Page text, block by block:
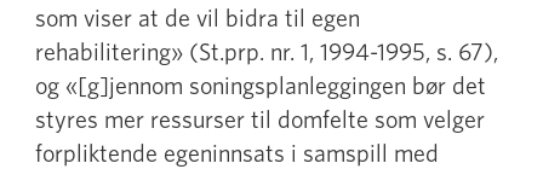
som viser at de vil bidra til egen
rehabilitering» (St.prp. nr. 1, 1994-1995, s. 67),
og «[g]jennom soningsplanleggingen bør det
styres mer ressurser til domfelte som velger
forpliktende egeninnsats i samspill med